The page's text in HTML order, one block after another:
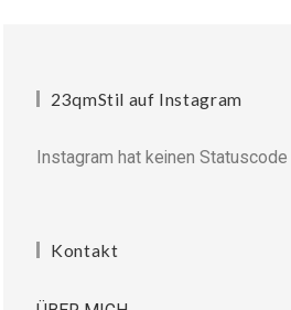
23qmStil auf Instagram
Instagram hat keinen
Kontakt